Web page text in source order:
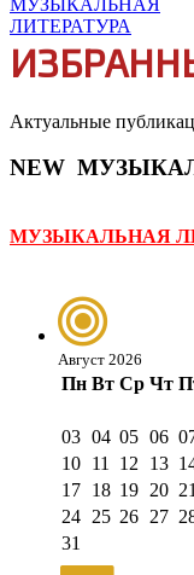
Актуальные
NEW
МУЗЫКАЛЬНАЯ
Август 2026
Пн Вт Ср Чт
03 04 05 06
10 11 12 13
17 18 19 20 21
24 25 26 27
31